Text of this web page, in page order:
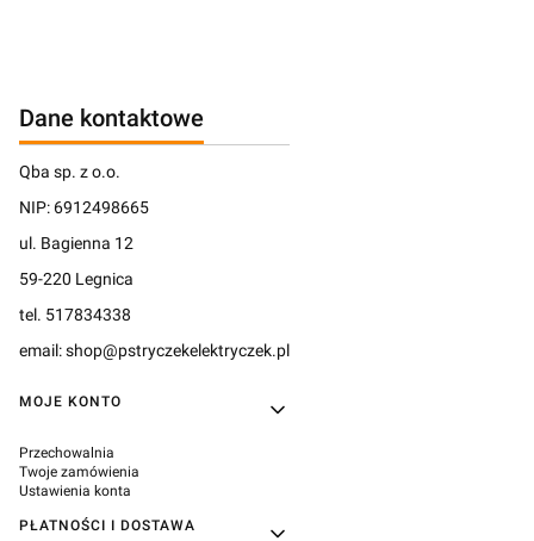
Dane kontaktowe
Qba sp. z o.o.
NIP: 6912498665
ul. Bagienna 12
59-220 Legnica
tel. 517834338
email: shop@pstryczekelektryczek.pl
Linki w stopce
MOJE KONTO
Przechowalnia
Twoje zamówienia
Ustawienia konta
PŁATNOŚCI I DOSTAWA